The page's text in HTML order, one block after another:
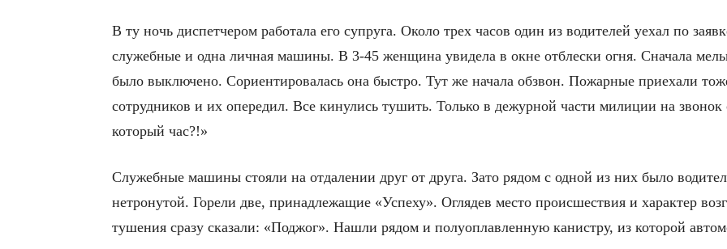
В ту ночь диспетчером работала его супруга. Около трех часов один из водителей уехал по
служебные и одна личная машины. В 3-45 женщина увидела в окне отблески огня. Сначала
было выключено. Сориентировалась она быстро. Тут же начала обзвон. Пожарные приехали
сотрудников и их опередил. Все кинулись тушить. Только в дежурной части милиции на
который час?!»
Служебные машины стояли на отдалении друг от друга. Зато рядом с одной из них было
нетронутой. Горели две, принадлежащие «Успеху». Оглядев место происшествия и характер
тушения сразу сказали: «Поджог». Нашли рядом и полуоплавленную канистру, из которой